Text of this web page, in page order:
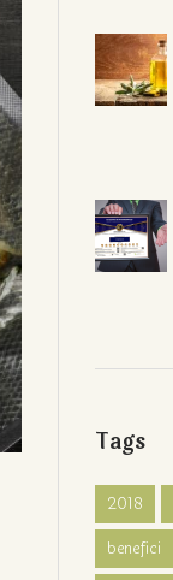
Tags
2018
benefici